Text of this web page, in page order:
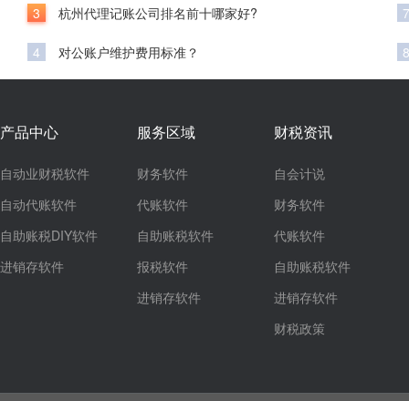
3 杭州代理记账公司排名前十哪家好?
4 对公账户维护费用标准？
7
8
产品中心
自动业财税软件
自动代账软件
自助账税DIY软件
进销存软件
服务区域
财务软件
代账软件
自助账税软件
报税软件
进销存软件
财税资讯
自会计说
财务软件
代账软件
自助账税软件
进销存软件
财税政策